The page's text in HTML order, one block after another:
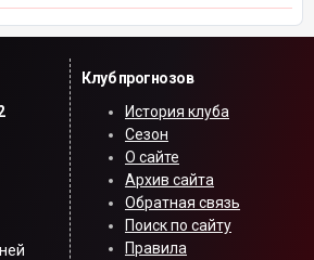
Клуб прогнозов
История клуба
Сезон
О сайте
Архив сайта
Обратная связь
Поиск по сайту
Правила